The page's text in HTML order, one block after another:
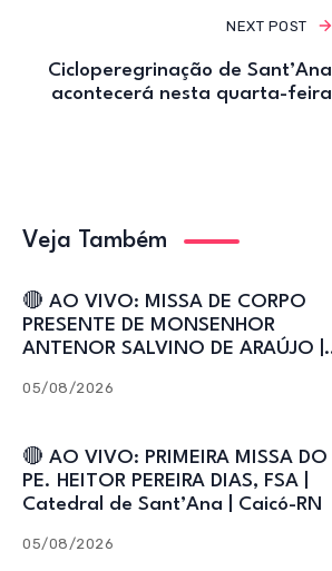
NEXT POST
Cicloperegrinação de Sant’Ana
acontecerá nesta quarta-feira
Veja Também
🔴 AO VIVO: MISSA DE CORPO
PRESENTE DE MONSENHOR
ANTENOR SALVINO DE ARAÚJO |
05/08/2026
🔴 AO VIVO: PRIMEIRA MISSA DO
PE. HEITOR PEREIRA DIAS, FSA |
Catedral de Sant’Ana | Caicó-RN
05/08/2026